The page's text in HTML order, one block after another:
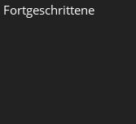
Fortgeschrittene